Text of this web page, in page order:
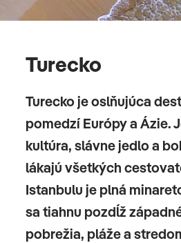
Turecko
Turecko je oslňujúca
pomedzí Európy a Ázie.
kultúra, slávne jedlo a
lákajú všetkých
Istanbulu je plná
sa tiahnu pozdĺž
pobrežia, pláže a